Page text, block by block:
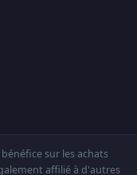
sur les achats
affilié à d'autres